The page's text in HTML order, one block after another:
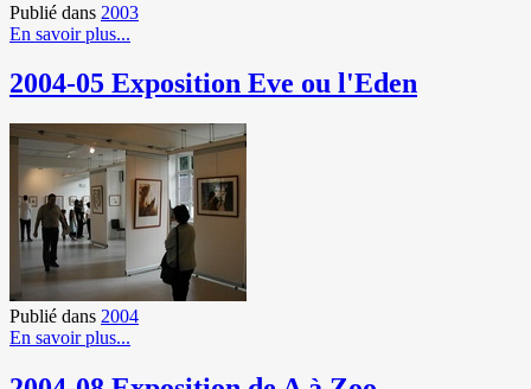
Publié dans 2003
En savoir plus...
2004-05 Exposition Eve ou l'Eden
Publié dans 2004
En savoir plus...